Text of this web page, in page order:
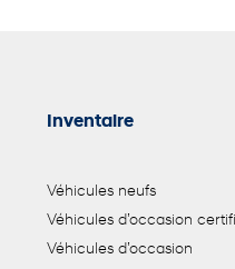
Inventaire
Véhicules neufs
Véhicules d’occasion
Véhicules d’occasion